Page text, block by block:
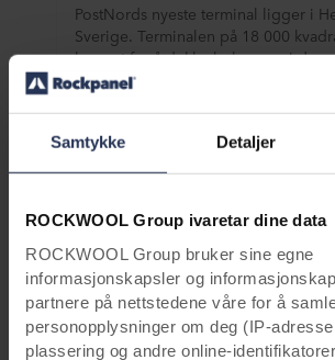
Samtykke Detaljer
ROCKWOOL Group ivaretar dine data
ROCKWOOL Group bruker sine egne
informasjonskapsler og
partnere på nettstedene våre for å
personopplysninger om deg (IP-
plassering og andre online-
PostNords nyeste terminal ligger i
Sverige. Terminalen på 18 000
bygget for å dekke behovene i den
økende netthandelen, og vil
post- og pakketjenester under ett tak.
bedriftskultur og forbedre
visuelle påvirkningen, valgte det
inngangen med slitesterke
fasadekledninger.
Les mer